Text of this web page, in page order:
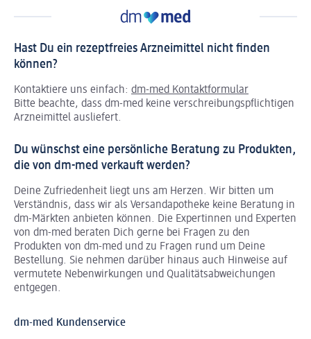
Hast Du ein rezeptfreies Arzneimittel nicht finden
können?
Kontaktiere uns einfach: dm-med Kontaktformular
Bitte beachte, dass dm-med keine verschreibungspflichtigen
Arzneimittel ausliefert.
Du wünschst eine persönliche Beratung zu Produkten,
die von dm-med verkauft werden?
Deine Zufriedenheit liegt uns am Herzen. Wir bitten um
Verständnis, dass wir als Versandapotheke keine Beratung in
dm-Märkten anbieten können. Die Expertinnen und Experten
von dm-med beraten Dich gerne bei Fragen zu den
Produkten von dm-med und zu Fragen rund um Deine
Bestellung. Sie nehmen darüber hinaus auch Hinweise auf
vermutete Nebenwirkungen und Qualitätsabweichungen
entgegen.
dm-med Kundenservice